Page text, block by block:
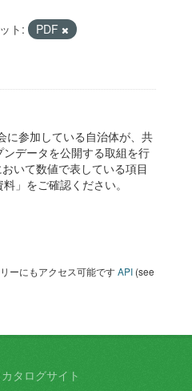
ト:
PDF
に参加している自治体が、共
データを公開する取組を行
いて数値で表している項目
」をご確認ください。
ーにもアクセス可能ですAPI (see
タログサイト